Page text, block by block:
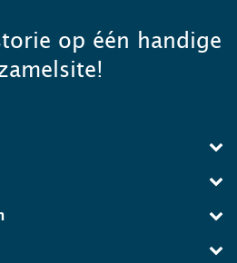
op één handige